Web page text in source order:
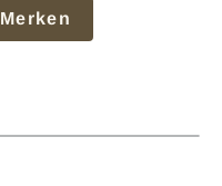
Merken